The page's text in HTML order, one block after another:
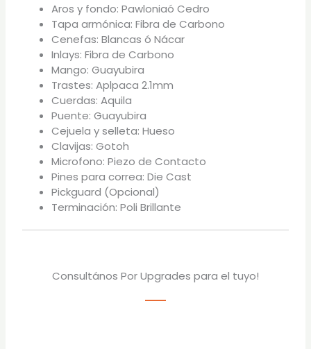
Aros y fondo: Pawloniaó Cedro
Tapa armónica: Fibra de Carbono
Cenefas: Blancas ó Nácar
Inlays: Fibra de Carbono
Mango: Guayubira
Trastes: Aplpaca 2.1mm
Cuerdas: Aquila
Puente: Guayubira
Cejuela y selleta: Hueso
Clavijas: Gotoh
Microfono: Piezo de Contacto
Pines para correa: Die Cast
Pickguard (Opcional)
Terminación: Poli Brillante
Consultános Por Upgrades para el tuyo!